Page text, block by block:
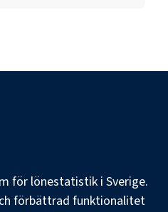
för lönestatistik i Sverige.
förbättrad funktionalitet